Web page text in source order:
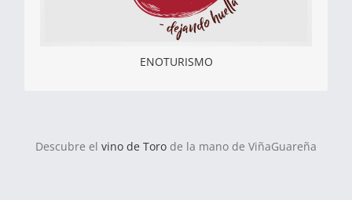
ENOTURISMO
Más Información
Descubre el vino de Toro de la mano de ViñaGuareña